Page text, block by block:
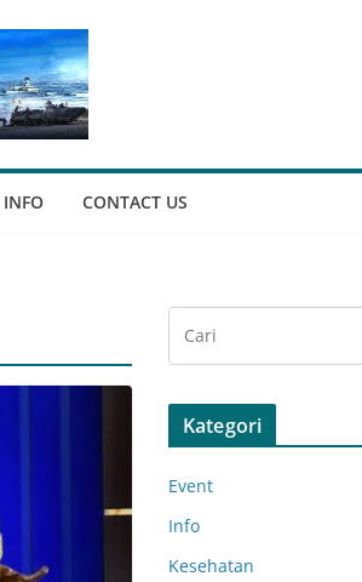
INFO CONTACT US
Kategori
Event
Info
Kesehatan